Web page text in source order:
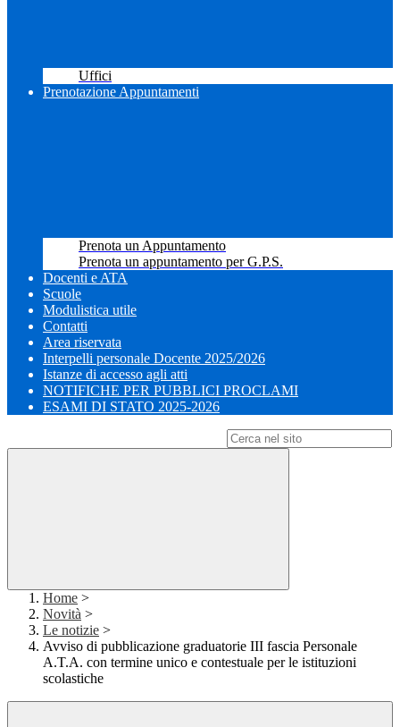
Uffici
Prenotazione Appuntamenti
Prenota un Appuntamento
Prenota un appuntamento per G.P.S.
Docenti e ATA
Scuole
Modulistica utile
Contatti
Area riservata
Interpelli personale Docente 2025/2026
Istanze di accesso agli atti
NOTIFICHE PER PUBBLICI PROCLAMI
ESAMI DI STATO 2025-2026
Home >
Novità >
Le notizie >
Avviso di pubblicazione graduatorie III fascia Personale
A.T.A. con termine unico e contestuale per le istituzioni
scolastiche